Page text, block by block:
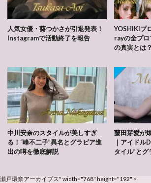
人気女優・葵つかさが引退発表！
Instagramで活動終了を報告
YOSHIKIプ
rayの全プロ
の真実とは？
中川安奈のスタイルが美しすぎ
る！“峰不二子”異名とグラビア進
出の噂を徹底解説
藤田芽愛が
｜アイドル
タイル”と
瀬戸環奈アーカイブス" width="768" height="192" >